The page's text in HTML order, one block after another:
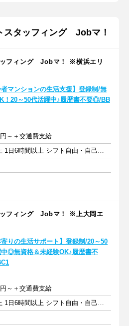
スタッフィング Jobマ！
ッフィング Jobマ！ ※横浜エリ
者マンションの生活支援】登録制/無
！20～50代活躍中♪履歴書不要◎/BB
～＋交通費支給
週2日以上 1日6時間以上 シフト自由・自己申告
ッフィング Jobマ！ ※上大岡エ
寄りの生活サポート】登録制/20～50
◎無資格＆未経験OK♪履歴書不
～＋交通費支給
週2日以上 1日6時間以上 シフト自由・自己申告